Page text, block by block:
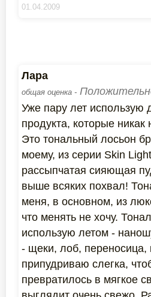
01.04.2009
Лара
общая оценка -
Уже пару лет использую
продукта, которые никак
Это тональный лосьон
моему, из серии Skin
рассыпчатая сияющая
выше всяких похвал!
меня, в основном, из
что менять не хочу.
использую летом -
- щеки, лоб, переносица,
припудриваю слегка,
превратилось в мягкое